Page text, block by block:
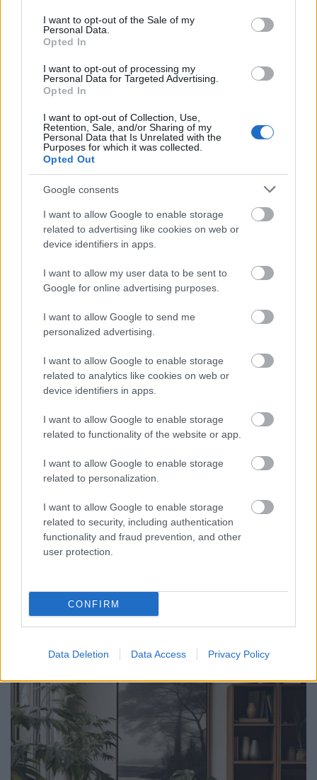
consent section.
I want to opt-out of the Sale of my
Personal Data.
Opted In
I want to opt-out of processing my
Personal Data for Targeted Advertising.
Opted In
I want to opt-out of Collection, Use,
Retention, Sale, and/or Sharing of my
Personal Data that Is Unrelated with the
Purposes for which it was collected.
Opted Out
Google consents
I want to allow Google to enable storage
related to advertising like cookies on web or
device identifiers in apps.
I want to allow my user data to be sent to
Google for online advertising purposes.
I want to allow Google to send me
personalized advertising.
I want to allow Google to enable storage
related to analytics like cookies on web or
device identifiers in apps.
I want to allow Google to enable storage
related to functionality of the website or app.
I want to allow Google to enable storage
related to personalization.
I want to allow Google to enable storage
related to security, including authentication
functionality and fraud prevention, and other
user protection.
CONFIRM
Data Deletion Data Access Privacy Policy
Pofonegyszerű ötletek, hogy több
természetes fény jusson az
otthonodba
A téli hónapokban nagyon lehangoló lehet a
ha a lakás tájolása is olyan, hogy eleve sötétek a ...
5 könnyen követhető stílustipp
tervezzvelem •2024. október 11.
legjobb, ha először az alapokat, a koncepciót
határozod meg, így következetesen tudsz ehhez ...